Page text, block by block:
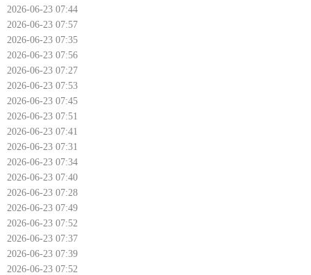
2026-06-23 07:44
2026-06-23 07:57
2026-06-23 07:35
2026-06-23 07:56
2026-06-23 07:27
2026-06-23 07:53
2026-06-23 07:45
2026-06-23 07:51
2026-06-23 07:41
2026-06-23 07:31
2026-06-23 07:34
2026-06-23 07:40
2026-06-23 07:28
2026-06-23 07:49
2026-06-23 07:52
2026-06-23 07:37
2026-06-23 07:39
2026-06-23 07:52